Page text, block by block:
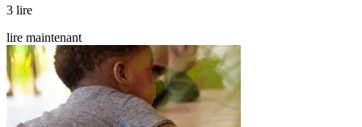
3 lire
lire maintenant